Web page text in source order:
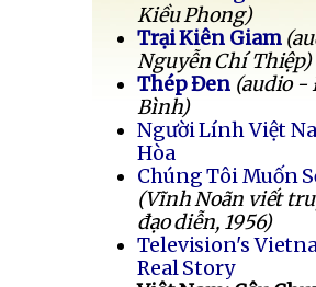
Kiều Phong)
Trại Kiên Giam
Nguyễn Chí Thiệp)
Thép Đen (audio -
Bình)
Người Lính Việt
Hòa
Chúng Tôi Muốn
(Vĩnh Noãn viết
đạo diễn, 1956)
Television's
Real Story